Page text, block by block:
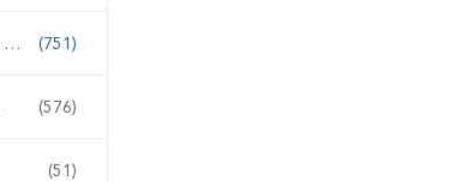
Pièces détachées pour Mercedes Sprinter (751)
(576)
(51)